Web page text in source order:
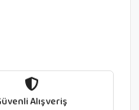
Alışveriş